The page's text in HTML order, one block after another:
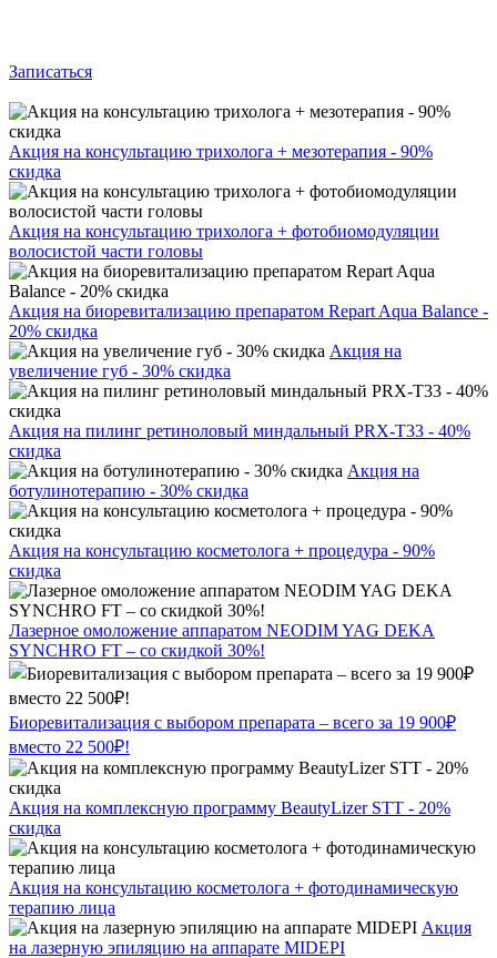
Записаться
Акция на консультацию трихолога + мезотерапия - 90%
скидка
Акция на консультацию трихолога + фотобиомодуляции
волосистой части головы
Акция на биоревитализацию препаратом Repart Aqua Balance -
20% скидка
Акция на
увеличение губ - 30% скидка
Акция на пилинг ретиноловый миндальный PRX-T33 - 40%
скидка
Акция на
ботулинотерапию - 30% скидка
Акция на консультацию косметолога + процедура - 90%
скидка
Лазерное омоложение аппаратом NEODIM YAG DEKA
SYNCHRO FT – со скидкой 30%!
Биоревитализация с выбором препарата – всего за 19 900₽
вместо 22 500₽!
Акция на комплексную программу BeautyLizer STT - 20%
скидка
Акция на консультацию косметолога + фотодинамическую
терапию лица
Акция
на лазерную эпиляцию на аппарате MIDEPI